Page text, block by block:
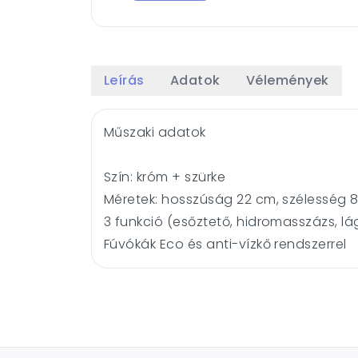
Leírás Adatok Vélemények
Műszaki adatok
Szín: króm + szürke
Méretek: hosszúság 22 cm, szélesség
3 funkció (esőztető, hidromasszázs,
Fúvókák Eco és anti-vízkő rendszerrel